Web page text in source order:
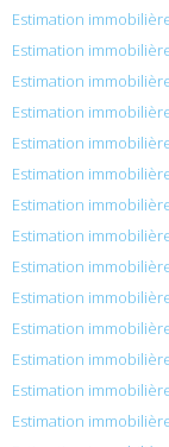
Estimation
Estimation
Estimation
Estimation
Estimation
Estimation
Estimation
Estimation
Estimation
Estimation
Estimation
Estimation
Estimation
Estimation